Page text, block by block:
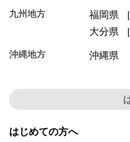
九州地方 福岡県
大分県
沖縄地方 沖縄県
はじめての方へ